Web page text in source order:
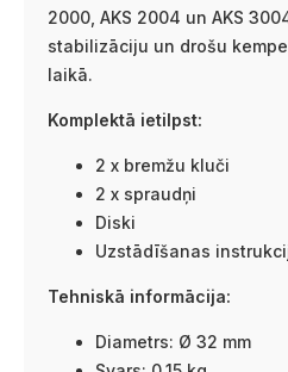
2000, AKS 2004 un AKS
stabilizāciju un drošu
laikā.
Komplektā ietilpst:
2 x bremžu kluči
2 x spraudņi
Diski
Uzstādīšanas
Tehniskā informācija:
Diametrs: Ø 32 mm